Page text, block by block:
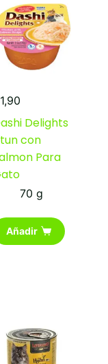
1,90
Delights
con
Para
70 g
Añadir